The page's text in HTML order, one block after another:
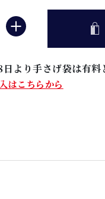
より手さげ袋は有料
はこちらから